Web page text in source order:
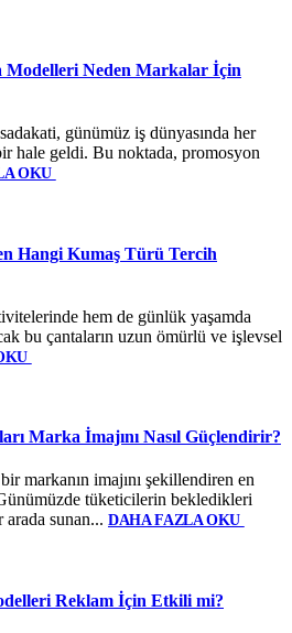
Modelleri Neden Markalar İçin
günümüz iş dünyasında her
hale geldi. Bu noktada, promosyon
OKU
Hangi Kumaş Türü Tercih
hem de günlük yaşamda
bu çantaların uzun ömürlü ve işlevsel
Marka İmajını Nasıl Güçlendirir?
markanın imajını şekillendiren en
tüketicilerin bekledikleri
sunan... DAHA FAZLA OKU
Reklam İçin Etkili mi?